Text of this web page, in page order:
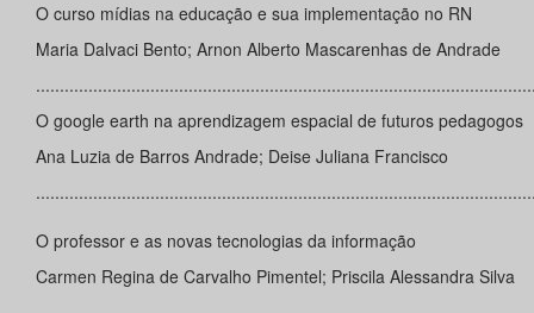
O curso mídias na educação e sua implementação no RN
Maria Dalvaci Bento; Arnon Alberto Mascarenhas de Andrade
O google earth na aprendizagem espacial de futuros pedagogos
Ana Luzia de Barros Andrade; Deise Juliana Francisco
O professor e as novas tecnologias da informação
Carmen Regina de Carvalho Pimentel; Priscila Alessandra Silva